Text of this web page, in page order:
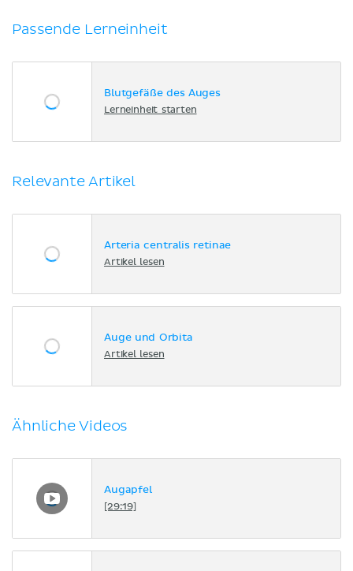
Passende Lerneinheit
Blutgefäße des Auges
Lerneinheit starten
Relevante Artikel
Arteria centralis retinae
Artikel lesen
Auge und Orbita
Artikel lesen
Ähnliche Videos
Augapfel
[29:19]